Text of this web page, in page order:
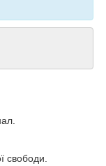
свободи.